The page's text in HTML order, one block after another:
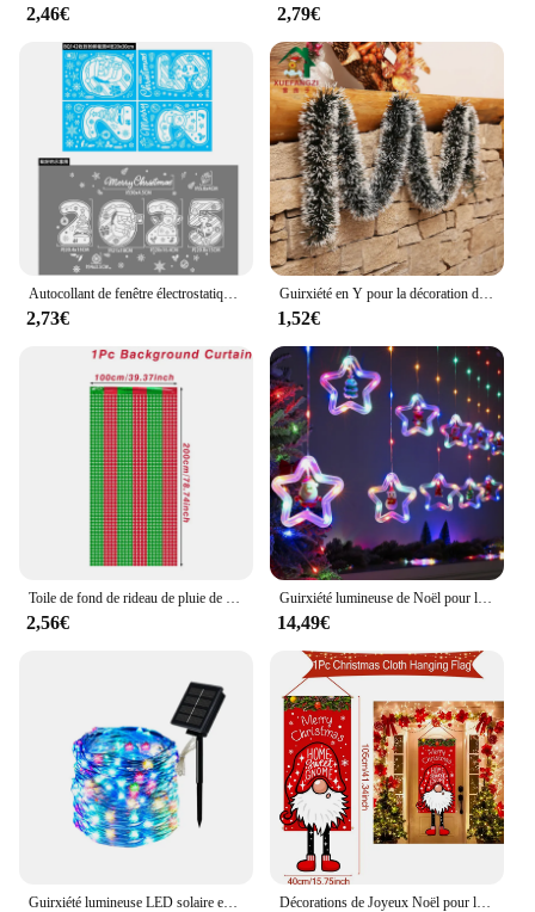
2,46€ 2,79€
Autocollant de fenêtre électrostatique joyeux Noël, autocollant de fenêtre, père Noël, flocon de neige, bonne année, centre commercial, 2025
2,73€
Guirxiété en Y pour la décoration du réveillon de Noël, barre, ruban, arbre de Noël, ornements de cuisine, accessoire de décoration de fête de mariage
1,52€
Toile de fond de rideau de pluie de Noël, rouge, vert, décorations de Noël pour la maison, ornement de Noël, cadeau de nouvel an, 2024, 2025
2,56€
Guirxiété lumineuse de Noël pour la décoration de la maison, rideau lumineux, lampe de guirxiété, étoile, père Noël, prise USB, vacances, fête, chambre, fenêtre
14,49€
Guirxiété lumineuse LED solaire extérieure, fil de cuivre nickel é, jardin, cour, fête de Noël, lampe de décoration, 8 modes Décorations de Joyeux Noël pour la Maison, Cadeaux, Ornements, Nouvel An, 2024, 2025